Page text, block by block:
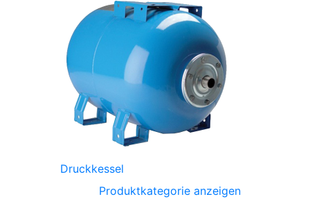
Druckkessel
Produktkategorie anzeigen